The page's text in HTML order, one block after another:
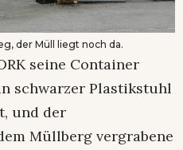
der Müll liegt noch da.
seine Container
schwarzer Plastikstuhl
und der
Müllberg vergrabene